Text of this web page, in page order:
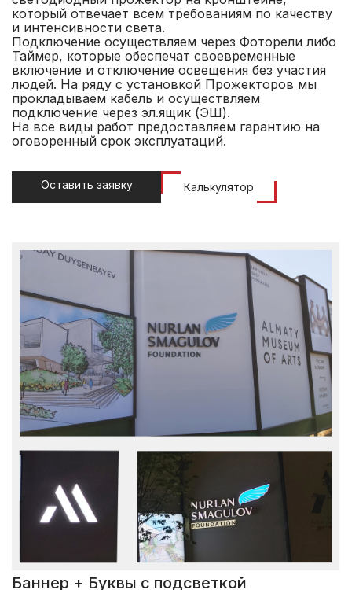
который отвечает всем требованиям по качеству
и интенсивности света.
Подключение осуществляем через Фоторели либо
Таймер, которые обеспечат своевременные
включение и отключение освещения без участия
людей. На ряду с установкой Прожекторов мы
прокладываем кабель и осуществляем
подключение через эл.ящик (ЭШ).
На все виды работ предоставляем гарантию на
оговоренный срок эксплуатаций.
Оставить заявку Калькулятор
Баннер + Буквы с подсветкой